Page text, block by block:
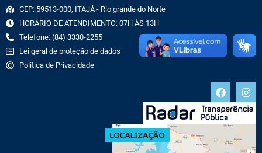
CEP: 59513-000, ITAJÁ - Rio grande do Norte
HORÁRIO DE ATENDIMENTO: 07H ÀS 13H
Telefone: (84) 3330-2255
Lei geral de proteção de dados
Política de Privacidade